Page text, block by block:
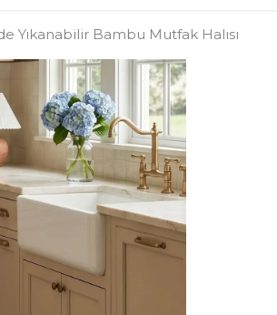
Yıkanabilir Bambu Mutfak Halısı